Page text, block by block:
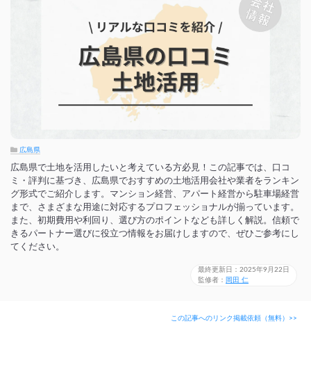
広島県
広島県で土地を活用したいと考えている方必見！この記事では、口コ
ミ・評判に基づき、広島県でおすすめの土地活用会社や業者をランキン
グ形式でご紹介します。マンション経営、アパート経営から駐車場経営
まで、さまざまな用途に対応するプロフェッショナルが揃っています。
また、初期費用や利回り、選び方のポイントなども詳しく解説。信頼で
きるパートナー選びに役立つ情報をお届けしますので、ぜひご参考にし
てください。
最終更新日：2025年9月22日
監修者： 岡田 仁
この記事へのリンク掲載依頼（無料）>>